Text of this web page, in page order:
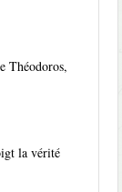
Théodoros,
la vérité